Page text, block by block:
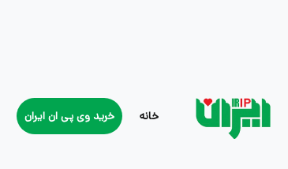
خانه خرید وی پی ان ایران